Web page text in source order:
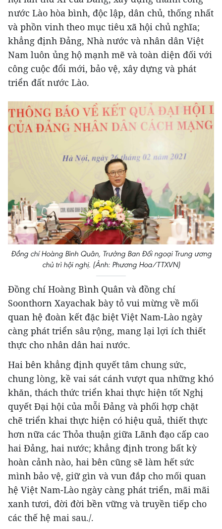
nước Lào hòa bình, độc lập, dân chủ, thống nhất
và phồn vinh theo mục tiêu xã hội chủ nghĩa;
khẳng định Đảng, Nhà nước và nhân dân Việt
Nam luôn ủng hộ mạnh mẽ và toàn diện đối với
công cuộc đổi mới, bảo vệ, xây dựng và phát
triển đất nước Lào.
Đồng chí Hoàng Bình Quân, Trưởng Ban Đối ngoại Trung ương
chủ trì hội nghị. (Ảnh: Phương Hoa/TTXVN)
Đồng chí Hoàng Bình Quân và đồng chí
Soonthorn Xayachak bày tỏ vui mừng về mối
quan hệ đoàn kết đặc biệt Việt Nam-Lào ngày
càng phát triển sâu rộng, mang lại lợi ích thiết
thực cho nhân dân hai nước.
Hai bên khẳng định quyết tâm chung sức,
chung lòng, kề vai sát cánh vượt qua những khó
khăn, thách thức triển khai thực hiện tốt Nghị
quyết Đại hội của mỗi Đảng và phối hợp chặt
chẽ triển khai thực hiện có hiệu quả, thiết thực
hơn nữa các Thỏa thuận giữa Lãnh đạo cấp cao
hai Đảng, hai nước; khẳng định trong bất kỳ
hoàn cảnh nào, hai bên cũng sẽ làm hết sức
mình bảo vệ, giữ gìn và vun đắp cho mối quan
hệ Việt Nam-Lào ngày càng phát triển, mãi mãi
xanh tươi, đời đời bền vững và truyền tiếp cho
các thế hệ mai sau./.